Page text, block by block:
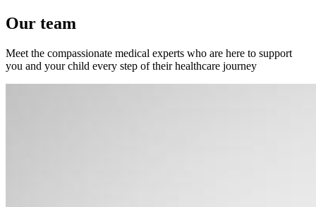
Our team
Meet the compassionate medical experts who are here to support
you and your child every step of their healthcare journey